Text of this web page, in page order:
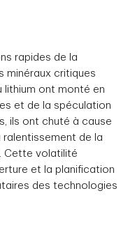
rapides de la
minéraux critiques
lithium ont monté en
et de la spéculation
ils ont chuté à cause
de la
. Cette volatilité
et la planification
des technologies